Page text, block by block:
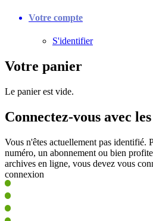
Votre compte
S'identifier
Votre panier
Le panier est vide.
Connectez-vous avec
Vous n'êtes actuellement pas identifié.
numéro, un abonnement ou bien
archives en ligne, vous devez vous
connexion